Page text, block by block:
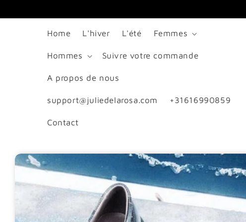
au
contenuHome L'hiver L'été Femmes
Hommes Suivre votre commande
A propos de nous
support@juliedelarosa.com +31616990859
Contact
Passer aux
informations
produits